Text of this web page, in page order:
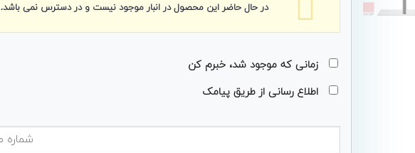
در حال حاضر این محصول در انبار موجود نیست و در دسترس نمی باشد.
زمانی که موجود شد، خبرم کن
اطلاع رسانی از طریق پیامک